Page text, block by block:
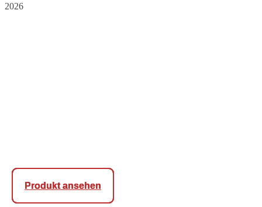
Produkt ansehen
Produkt ansehen
Produkt ansehen
2026